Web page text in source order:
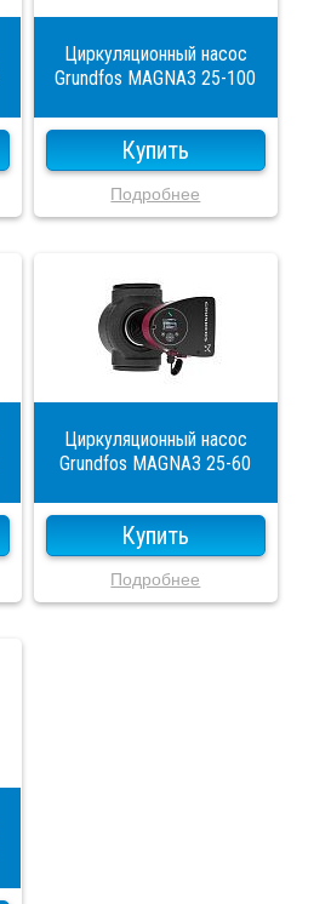
Циркуляционный насос
Grundfos MAGNA3 25-100
Купить
Подробнее
Циркуляционный насос
Grundfos MAGNA3 25-60
Купить
Подробнее